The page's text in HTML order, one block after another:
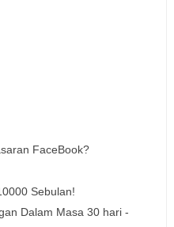
FaceBook?
Sebulan!
Dalam Masa 30 hari -